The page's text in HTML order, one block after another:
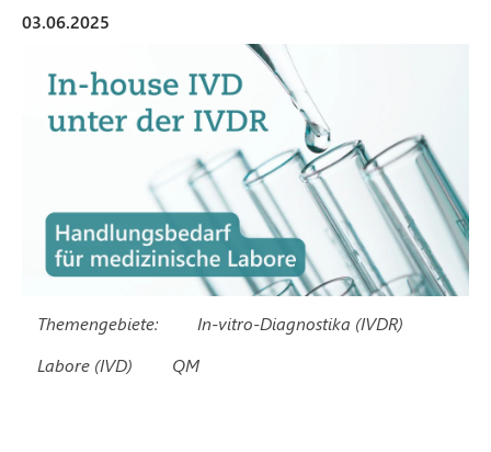
03.06.2025
Themengebiete:
In-vitro-Diagnostika (IVDR)
Labore (IVD)
QM